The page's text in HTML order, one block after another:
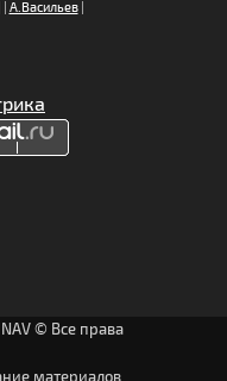
| А.Васильев|
© Все права
материалов